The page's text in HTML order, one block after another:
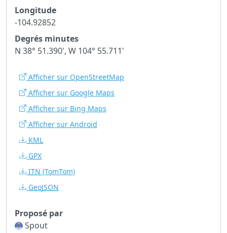
Longitude
-104.92852
Degrés minutes
N 38° 51.390', W 104° 55.711'
Afficher sur OpenStreetMap
Afficher sur Google Maps
Afficher sur Bing Maps
Afficher sur Android
KML
GPX
ITN (TomTom)
GeoJSON
Proposé par
Spout